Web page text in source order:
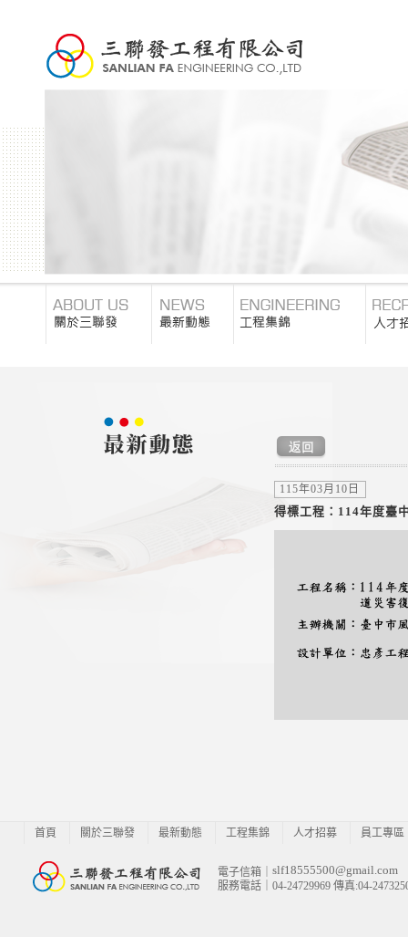
115年03月10日
得標工程：114年度臺
首頁 關於三聯發 最新動態 工程集錦 人才招募 員工專區
服務電話｜04-24729969 傳真:04-
電子信箱｜ slf18555500@gmail.com